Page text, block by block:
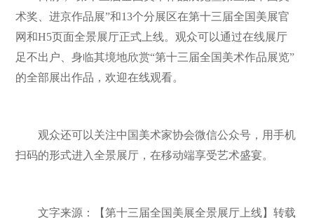
术奖、进京作品展”和13个分展区在第十三届全国美展官
网和H5页面全景展厅正式上线。观众可以通过在线展厅
足不出户、身临其境地欣赏“第十三届全国美术作品展览”
的全部展出作品，欢迎在线观看。
观众还可以关注中国美术家协会微信公众号，用手机
扫码的形式进入全景展厅，在移动端享受艺术盛宴。
文字来源：【第十三届全国美展全景展厅上线】转载